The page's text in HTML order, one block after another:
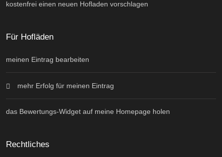
kostenfrei einen neuen Hofladen vorschlagen
Für Hofläden
meinen Eintrag bearbeiten
mehr Erfolg für meinen Eintrag
das Bewertungs-Widget auf meine Homepage holen
Rechtliches